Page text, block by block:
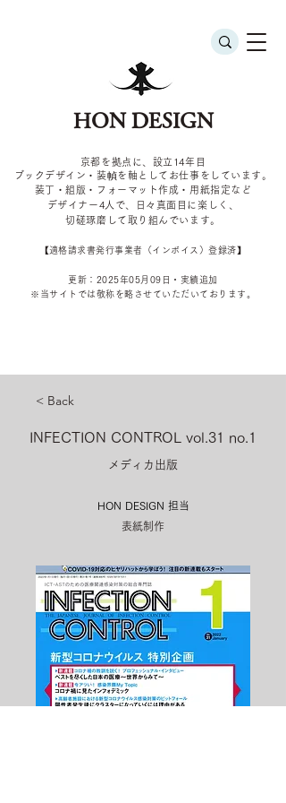
HON DESIGN
京都を拠点に、設立14年目
ブックデザイン・装幀を軸としてお仕事をしています。
装丁・組版・フォーマット作成・用紙指定など
デザイナー4 人で、日々真面目に楽しく、
切磋琢磨して取り組んでいます。
​【適格請求書発行事業者（インボイス）登録済】
更新：2025年05 月09 日・実績追加
​※当サイトでは敬称を 略させていただいております。
< Back
INFECTION CONTROL vol.31 no.1
メディカ出版
HON DESIGN​ 担当
表紙制作